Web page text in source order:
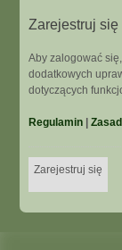
Zarejestruj się
Aby zalogować
dodatkowych
dotyczących
Regulamin
Zarejestruj się